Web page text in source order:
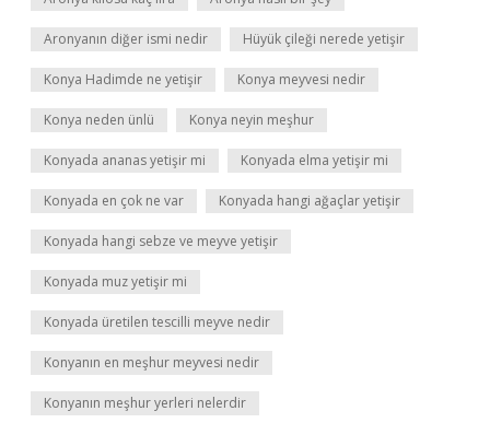
Aronyanın diğer ismi nedir Hüyük çileği nerede yetişir
Konya Hadimde ne yetişir Konya meyvesi nedir
Konya neden ünlü Konya neyin meşhur
Konyada ananas yetişir mi Konyada elma yetişir mi
Konyada en çok ne var Konyada hangi ağaçlar yetişir
Konyada hangi sebze ve meyve yetişir
Konyada muz yetişir mi
Konyada üretilen tescilli meyve nedir
Konyanın en meşhur meyvesi nedir
Konyanın meşhur yerleri nelerdir